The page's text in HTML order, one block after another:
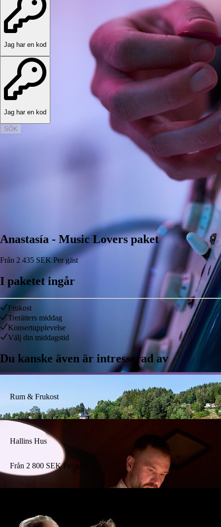
Jag har en kod
Jag har en kod
SÖK
Anastasía - Music Lovers paket
Från 2 435 SEK Per gäst
I paketet ingår
Frukost
Trerätters middag
Konsertupplevelse
Välj din middagstid
Du kanske även är intresserad av
Rum & Frukost
Hallins Hus
Från 2 800 SEK Per gäst